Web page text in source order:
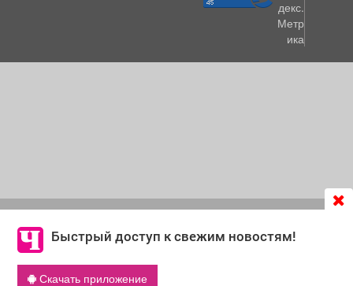
Быстрый доступ к свежим новостям!
Скачать приложение
согласие на обработку файлов cookie, которые
обеспечивают корректную работу сайта и сбора
информации для улучшения качества сервисов.